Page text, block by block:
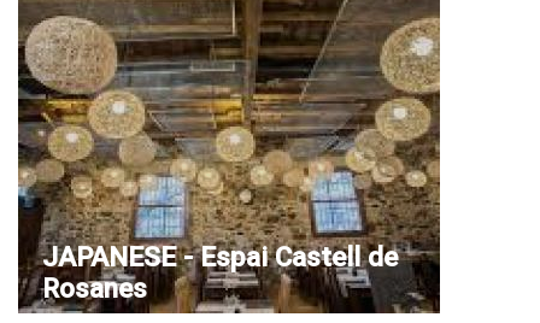
JAPANESE - Espai Castell de
Rosanes